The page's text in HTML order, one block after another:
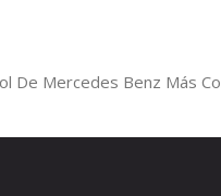
De Mercedes Benz Más